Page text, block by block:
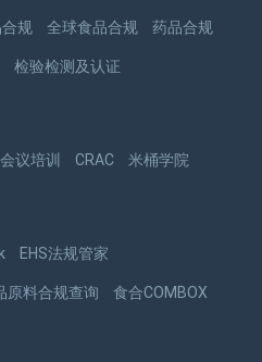
规 全球食品合规 药品合规
检验检测及认证
会议培训 CRAC 米桶学院
EHS法规管家
原料合规查询 食合COMBOX